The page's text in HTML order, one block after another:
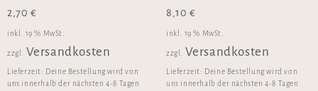
2,70 €
inkl. 19 % MwSt.
zzgl. Versandkosten
Lieferzeit: Deine Bestellung wird von
uns innerhalb der nächsten 4-8 Tagen
8,10 €
inkl. 19 % MwSt.
zzgl. Versandkosten
Lieferzeit: Deine Bestellung wird von
uns innerhalb der nächsten 4-8 Tagen